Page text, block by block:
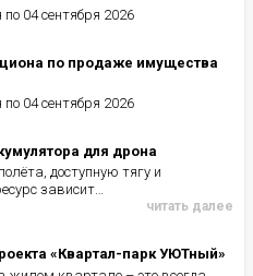
04 сентября 2026
по продаже имущества
04 сентября 2026
для дрона
доступную тягу и
зависит…
читать далее
«Квартал-парк УЮТный»